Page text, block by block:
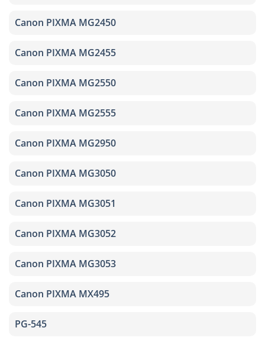
Canon PIXMA MG2450
Canon PIXMA MG2455
Canon PIXMA MG2550
Canon PIXMA MG2555
Canon PIXMA MG2950
Canon PIXMA MG3050
Canon PIXMA MG3051
Canon PIXMA MG3052
Canon PIXMA MG3053
Canon PIXMA MX495
PG-545